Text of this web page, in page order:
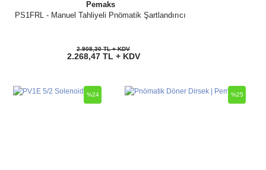
Pemaks
PS1FRL - Manuel Tahliyeli Pnömatik Şartlandırıcı
2.908,30 TL + KDV
2.268,47 TL + KDV
%24 %25